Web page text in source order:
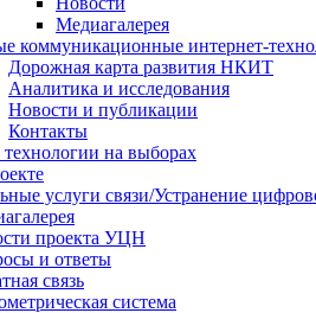
Медиагалерея
коммуникационные интернет-
Дорожная карта развития НКИТ
Аналитика и исследования
Новости и публикации
Контакты
на выборах
услуги связи/Устранение
проекта УЦН
и ответы
связь
система